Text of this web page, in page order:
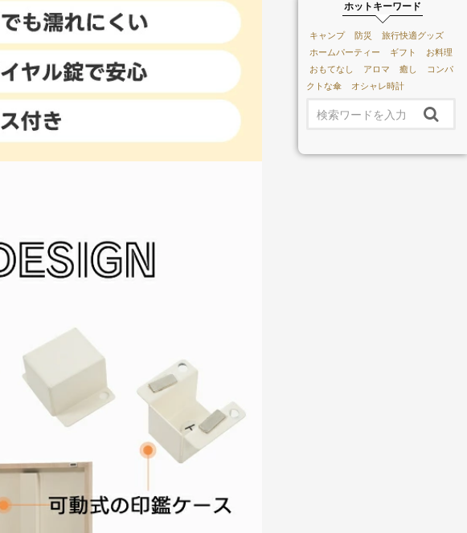
ホットキーワード
キャンプ 防災
旅行快適グッズ
ホームパーティー
ギフト
お料理
おもてなし
アロマ 癒し
コンパ
クトな傘
オシャレ時計